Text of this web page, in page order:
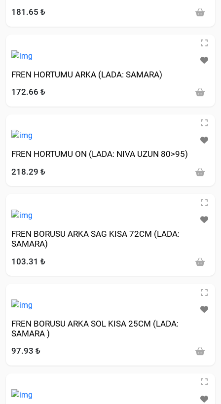
181.65 ₺
FREN HORTUMU ARKA (LADA: SAMARA)
172.66 ₺
FREN HORTUMU ON (LADA: NIVA UZUN 80>95)
218.29 ₺
FREN BORUSU ARKA SAG KISA 72CM (LADA:
SAMARA)
103.31 ₺
FREN BORUSU ARKA SOL KISA 25CM (LADA:
SAMARA )
97.93 ₺